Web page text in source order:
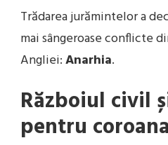
Trădarea jurămintelor a
mai sângeroase conflicte
Angliei:Anarhia.
Războiul civil
pentru